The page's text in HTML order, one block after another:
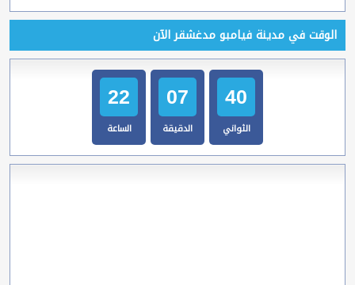
الوقت في مدينة فيامبو مدغشقر الآن
22
الساعة
07
الدقيقة
41
الثواني